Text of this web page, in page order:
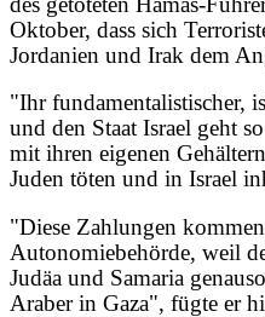
Oktober, dass sich
Jordanien und Irak dem
"Ihr fundamentalistischer,
und den Staat Israel geht
mit ihren eigenen
Juden töten und in Israel
"Diese Zahlungen
Autonomiebehörde, weil
Judäa und Samaria
Araber in Gaza", fügte er